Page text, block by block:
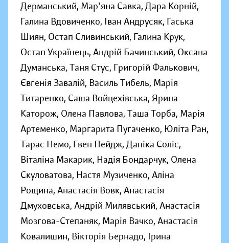
Дерманський, Мар'яна Савка, Дара Корній,
Галина Вдовиченко, Іван Андрусяк, Гаська
Шиян, Остап Сливинський, Галина Крук,
Остап Українець, Андрій Бачинський, Оксана
Думанська, Таня Стус, Григорій Фалькович,
Євгенія Завалій, Василь Тибель, Марія
Титаренко, Саша Войцехівська, Ярина
Каторож, Олена Павлова, Таша Торба, Марія
Артеменко, Маргарита Пугаченко, Юліта Ран,
Тарас Немо, Гвен Пейдж, Даніка Соліс,
Віталіна Макарик, Надія Бондарчук, Олена
Скуловатова, Настя Музиченко, Аліна
Рощина, Анастасія Вовк, Анастасія
Дмуховська, Андрій Милявський, Анастасія
Мозгова-Степаняк, Марія Вачко, Анастасія
Ковалишин, Вікторія Бернадо, Ірина